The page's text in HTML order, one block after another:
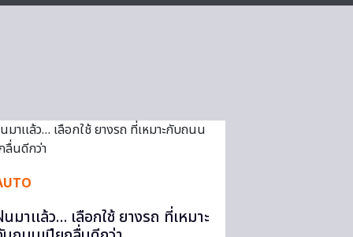
มาเเล้ว… เลือกใช้ ยางรถ ที่เหมาะ